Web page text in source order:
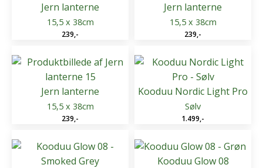
Jern lanterne
15,5 x 38cm
239,-
Jern lanterne
15,5 x 38cm
239,-
Jern lanterne
15,5 x 38cm
239,-
Kooduu Nordic Light Pro
Sølv
1.499,-
Kooduu Glow 08